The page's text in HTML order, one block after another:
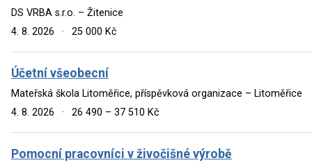
DS VRBA s.r.o. – Žitenice
4. 8. 2026
· 25 000 Kč
Účetní všeobecní
Mateřská škola Litoměřice, příspěvková organizace – Litoměřice
4. 8. 2026
· 26 490 – 37 510 Kč
Pomocní pracovníci v živočišné výrobě